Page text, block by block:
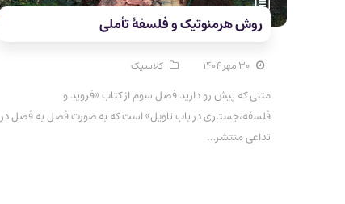
روش هرمنوتیک و فلسفۀ تأملی
۳۰ مهر ۱۴۰۴ کلاسیک
متنی که پیش رو دارید فصل سوم از کتاب «فروید و
فلسفه،جستاری در باب تاویل» است که به صورت فصل به فصل در
تداعی منتشر…